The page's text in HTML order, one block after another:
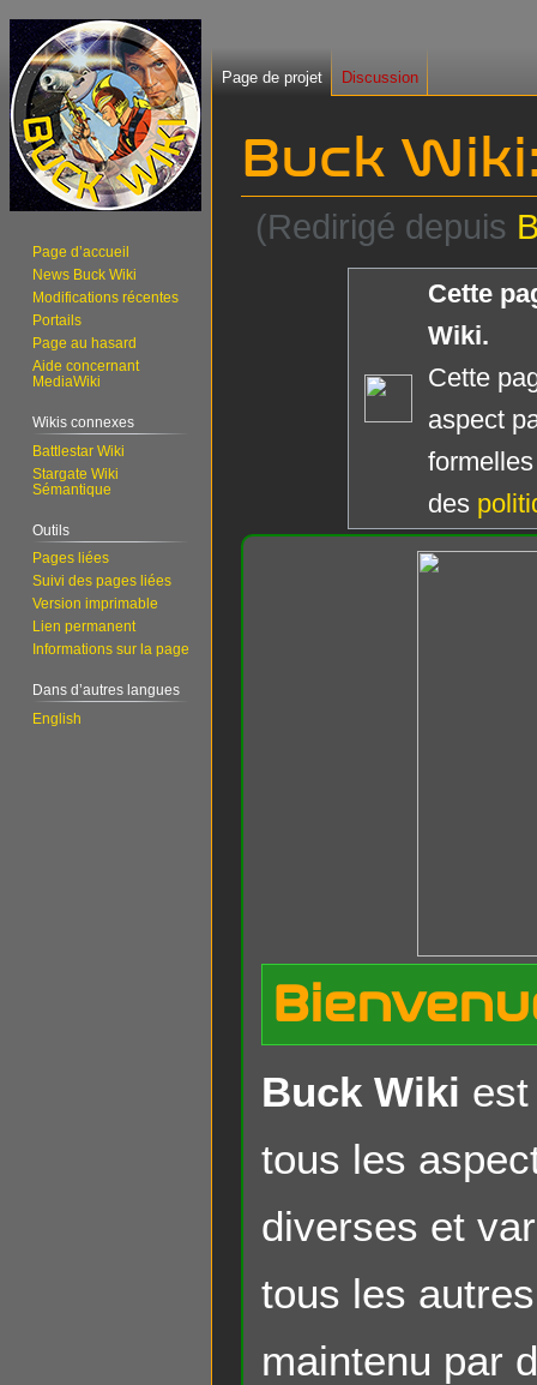
Buck Wiki
(Redirigé depuis
Cette
Wiki.
Cette
aspect
des
Buck Wiki
tous les
diverses et
tous les
maintenu par
Page de projet Discussion
Page d’accueil
News Buck Wiki
Modifications récentes
Portails
Page au hasard
Aide concernant
MediaWiki
Wikis connexes
Battlestar Wiki
Stargate Wiki
Sémantique
Outils
Pages liées
Suivi des pages liées
Version imprimable
Lien permanent
Informations sur la page
Dans d’autres langues
English